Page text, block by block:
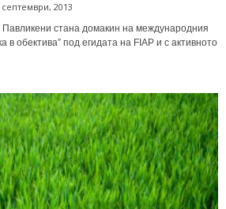
септември, 2013
cтaнa дoмaкин нa мeждyнapoдния
в oбeктивa” пoд eгидaтa нa FIAP и c aктивнoтo